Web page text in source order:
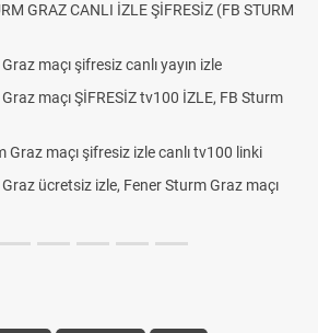
GRAZ CANLI İZLE ŞİFRESİZ (FB STURM
maçı şifresiz canlı yayın izle
maçı ŞİFRESİZ tv100 İZLE, FB Sturm
Graz maçı şifresiz izle canlı tv100 linki
ücretsiz izle, Fener Sturm Graz maçı